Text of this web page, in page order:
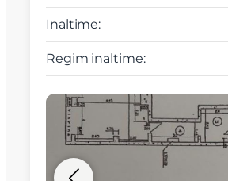
Inaltime:
Regim inaltime: